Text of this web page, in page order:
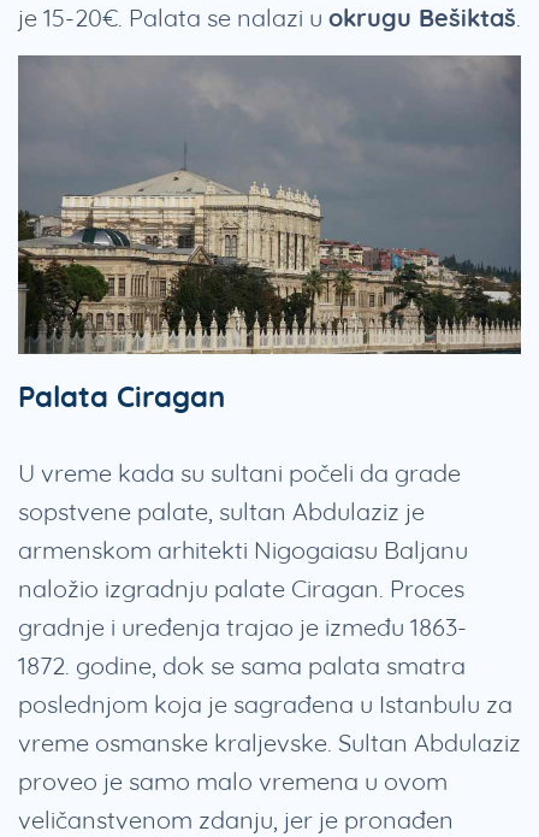
je 15-20€. Palata se nalazi u okrugu Bešiktaš
Palata Ciragan
U vreme kada su sultani počeli da grade
sopstvene palate, sultan Abdulaziz je
armenskom arhitekti Nigogaiasu Baljanu
naložio izgradnju palate Ciragan. Proces
gradnje i uređenja trajao je između 1863-
1872. godine, dok se sama palata smatra
poslednjom koja je sagrađena u Istanbulu za
vreme osmanske kraljevske. Sultan Abdulaziz
proveo je samo malo vremena u ovom
veličanstvenom zdanju, jer je pronađen